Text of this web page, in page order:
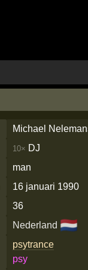
Michael
10× DJ
man
16 januari 1990
36
Nederland 🇳🇱
psytrance
psy